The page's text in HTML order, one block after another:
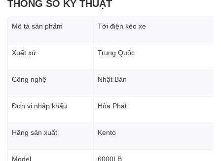
THÔNG SỐ KỸ THUẬT
Mô tả sản phẩm Tời điện kéo xe
Xuất xứ Trung Quốc
Công nghệ Nhật Bản
Đơn vị nhập khẩu Hòa Phát
Hãng sản xuất Kento
Model 6000LB